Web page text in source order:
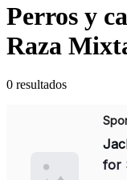
Perros y
Raza
0 resultados